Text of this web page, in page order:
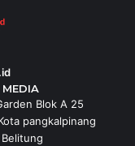
MEDIA
Blok A 25
pangkalpinang